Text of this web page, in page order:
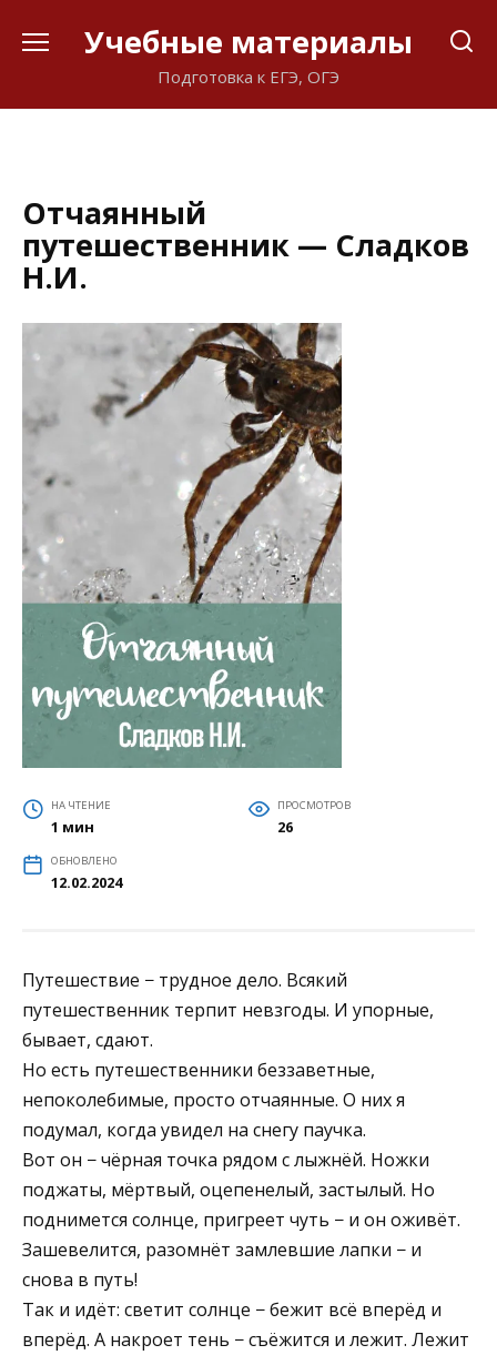
Учебные материалы
Подготовка к ЕГЭ, ОГЭ
Отчаянный
путешественник — Сладков
Н.И.
НА ЧТЕНИЕ
1 мин
ПРОСМОТРОВ
26
ОБНОВЛЕНО
12.02.2024
Путешествие − трудное дело. Всякий
путешественник терпит невзгоды. И упорные,
бывает, сдают.
Но есть путешественники беззаветные,
непоколебимые, просто отчаянные. О них я
подумал, когда увидел на снегу паучка.
Вот он − чёрная точка рядом с лыжнёй. Ножки
поджаты, мёртвый, оцепенелый, застылый. Но
поднимется солнце, пригреет чуть − и он оживёт.
Зашевелится, разомнёт замлевшие лапки − и
снова в путь!
Так и идёт: светит солнце − бежит всё вперёд и
вперёд. А накроет тень − съёжится и лежит. Лежит